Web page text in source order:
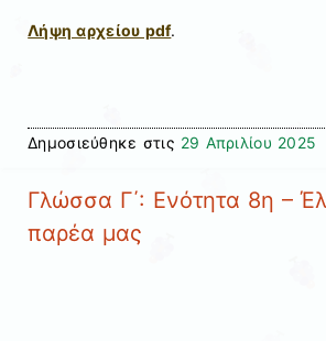
Λήψη αρχείου pdf.
Δημοσιεύθηκε στις 29 Απριλίου 2025
Γλώσσα Γ΄: Ενότητα 8η –
παρέα μας